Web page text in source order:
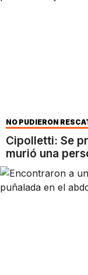
NO PUDIERON
Cipolletti: Se
murió una